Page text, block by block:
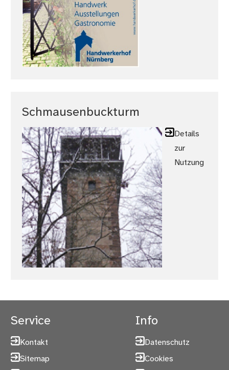
Schmausenbuckturm
Details
zur
Nutzung
Service
Kontakt
Sitemap
Info
Datenschutz
Cookies